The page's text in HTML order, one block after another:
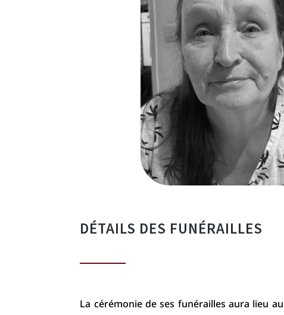
DÉTAILS DES FUNÉRAILLES
La cérémonie de ses funérailles aura lieu